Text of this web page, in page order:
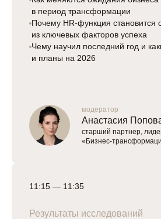
в период трансформации
Почему HR-функция становится
из ключевых факторов успеха
Чему научил последний год и
и планы на 2026
модератор
Анастасия
старший партнер,
«Бизнес-
11:15 — 11:35
Результаты исследований